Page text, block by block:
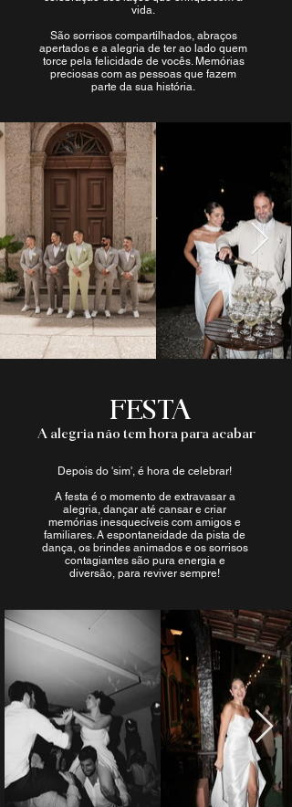
vida.
São sorrisos compartilhados, abraços
apertados e a alegria de ter ao lado quem
torce pela felicidade de vocês. Memórias
preciosas com as pessoas que fazem
parte da sua história.
FESTA
A alegria não tem hora para acabar
Depois do 'sim', é hora de celebrar!
A festa é o momento de extravasar a
alegria, dançar até cansar e criar
memórias inesquecíveis com amigos e
familiares. A espontaneidade da pista de
dança, os brindes animados e os sorrisos
contagiantes são pura energia e
diversão, para reviver sempre!